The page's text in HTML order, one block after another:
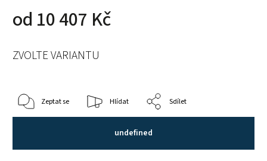
od 10 407 Kč
ZVOLTE VARIANTU
Zeptat se Hlídat Sdílet
undefined